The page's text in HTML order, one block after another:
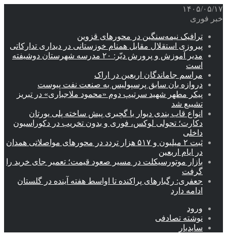
۱۴۰۵/۰۵/۱۷
خبر فوری
ترافیک نیمه‌سنگین در محورهای قزوین
پیروزی استقلال مقابل همنام خوزستانی در دیداری تدارکاتی
مدیر آموزش و پرورش دیّر: ۲۰ مدرسه شهرستان دوشیفته
است
مراسم جاماندگان اربعین در اراک
دروازه بان سابق پرسپولیس به صنعت نفت پیوست
پیکر مطهر شهید سرتیپ دوم «محمود ملاجباری» در تبریز
تشییع شد
انواع قاب بندی دیوار با گچبری پیش ساخته پلی یورتان
دکارت؛ تحولی لوکس، فوری و بدون تخریب در دکوراسیون
داخلی
ثبت ۲ میلیون و ۵۱۷ هزار تردد در محورهای مواصلاتی همدان
در ایام اربعین
بازار موتورسیکلت در مسیر صعود قیمت؛ تعمیر جای خرید را
گرفت
جعفری: رگبارهای پراکنده تا اواسط هفته آینده در گلستان
ادامه دارد
ورود
نوشته تصادفی
سایدبار